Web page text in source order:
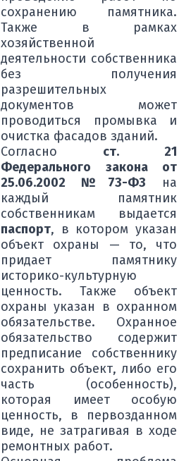
сохранению памятника.
Также в рамках
хозяйственной
деятельности собственника
без получения
разрешительных
документов может
проводиться промывка и
очистка фасадов зданий.
Согласно ст. 21
Федерального закона от
25.06.2002 №73-ФЗ на
каждый памятник
собственникам выдается
паспорт, в котором указан
объект охраны — то, что
придает памятнику
историко-культурную
ценность. Также объект
охраны указан в охранном
обязательстве. Охранное
обязательство содержит
предписание собственнику
сохранить объект, либо его
часть (особенность),
которая имеет особую
ценность, в первозданном
виде, не затрагивая в ходе
ремонтных работ.